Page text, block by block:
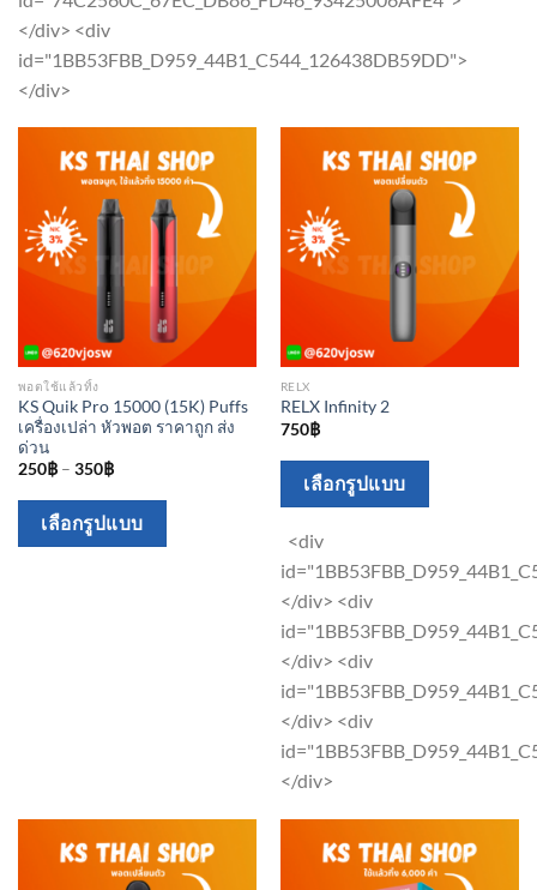
may
the
product
page
</div> <div
id="1BB53FBB_D959_44B1_C544_126438DB59DD">
</div>
The
may
chosen
on
the
product
page
พอตใช้แล้วทิ้ง
KS Quik Pro 15000 (15K) Puffs
เครื่องเปล่า หัวพอต ราคาถูก ส่ง
ด่วน
250฿– 350฿
เลือกรูปแบบ
on
the
product
RELX
RELX Infinity 2
750฿
เลือกรูปแบบ
multiple
The
may
chosen
page
<div
</div> <div
</div> <div
</div> <div
</div>